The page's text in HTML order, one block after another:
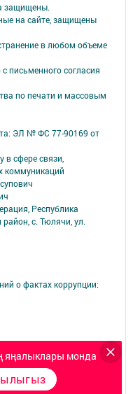
яңалыклары монда
защищены.
на сайте, защищены
в любом объеме
письменного согласия
по печати и массовым
ЭЛ № ФС 77-90169 от
сфере связи,
коммуникаций
Республика
с. Тюлячи, ул.
о фактах коррупции:
персонализации сервисов и
настройках браузера.